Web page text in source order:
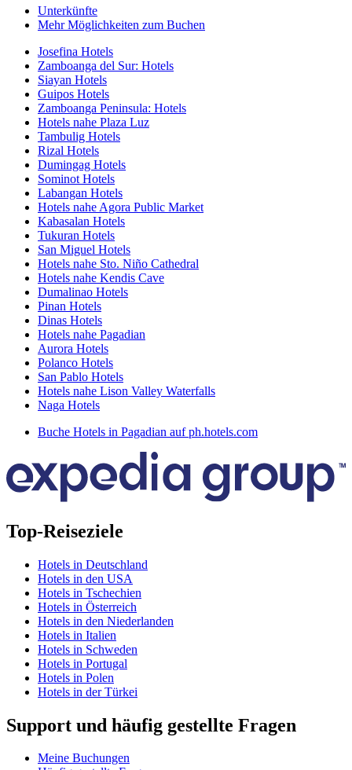
Unterkünfte
Mehr Möglichkeiten zum Buchen
Josefina Hotels
Zamboanga del Sur: Hotels
Siayan Hotels
Guipos Hotels
Zamboanga Peninsula: Hotels
Hotels nahe Plaza Luz
Tambulig Hotels
Rizal Hotels
Dumingag Hotels
Sominot Hotels
Labangan Hotels
Hotels nahe Agora Public Market
Kabasalan Hotels
Tukuran Hotels
San Miguel Hotels
Hotels nahe Sto. Niño Cathedral
Hotels nahe Kendis Cave
Dumalinao Hotels
Pinan Hotels
Dinas Hotels
Hotels nahe Pagadian
Aurora Hotels
Polanco Hotels
San Pablo Hotels
Hotels nahe Lison Valley Waterfalls
Naga Hotels
Buche Hotels in Pagadian auf ph.hotels.com
Top-Reiseziele
Hotels in Deutschland
Hotels in den USA
Hotels in Tschechien
Hotels in Österreich
Hotels in den Niederlanden
Hotels in Italien
Hotels in Schweden
Hotels in Portugal
Hotels in Polen
Hotels in der Türkei
Support und häufig gestellte Fragen
Meine Buchungen